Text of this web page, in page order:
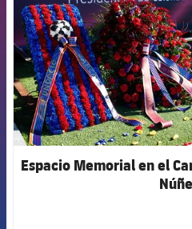
Espacio Memorial en el